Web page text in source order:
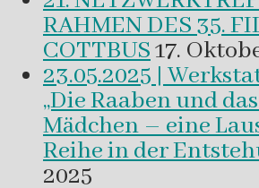
RAHMEN DES 35.
COTTBUS17.
23.05.2025 |
„Die Raaben und
Mädchen – eine
Reihe in der
2025